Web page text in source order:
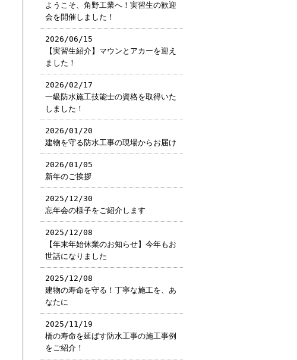
ようこそ、角野工業へ！実習生の歓迎
会を開催しました！
2026/06/15
【実習生紹介】マウンとアカーを迎え
ました！
2026/02/17
一級防水施工技能士の資格を取得いた
しました！
2026/01/20
建物を守る防水工事の現場からお届け
2026/01/05
新年のご挨拶
2025/12/30
忘年会の様子をご紹介します
2025/12/08
【年末年始休業のお知らせ】今年もお
世話になりました
2025/12/08
建物の寿命を守る！丁寧な施工を、あ
なたに
2025/11/19
橋の寿命を延ばす防水工事の施工事例
をご紹介！